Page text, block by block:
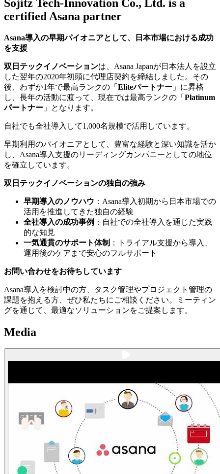
Sojitz Tech-Innovation Co., Ltd. is a
certified Asana partner
Asana導入の早期パイオニアとして、日本市場における成功
を支援
双日テックイノベーションは、Asana Japanが日本法人を設立
した翌年の2020年初頭に代理店契約を締結しました。その
後、わずか1年で最高ランクの「 Eliteパートナー 」に昇格
し、長年の活動に渡って、現在では最高ランクの「 Platinum
パートナー 」となります。
自社でも全社導入して1,000名規模で活用しています。
早期利用のパイオニアとして、豊富な経験と深い知識を活か
し、Asana導入支援のリーディングカンパニーとしての地位
を確立しています。
双日テックイノベーションの独自の強み
早期導入のノウハウ ：Asana導入初期から日本市場での
活用を推進してきた独自の経験
全社導入の成功事例 ：自社での全社導入を通じた実践
的な知見
一気通貫のサポート体制 ：トライアル支援から導入、
運用後のケアまで安心のフルサポート
お問い合わせをお待ちしています
Asana導入を検討中の方、タスク管理やプロジェクト管理の
課題を抱える方、ぜひ私たちにご相談ください。ミーティン
グを通じて、最適なソリューションをご提案します。
Media